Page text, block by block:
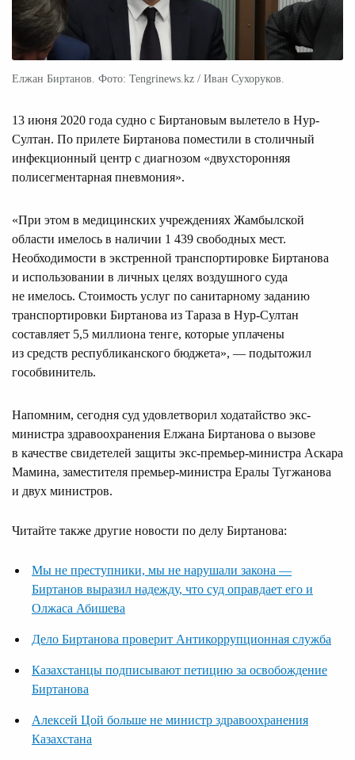
Елжан Биртанов. Фото: Tengrinews.kz / Иван Сухоруков.
13 июня 2020 года судно с Биртановым вылетело в Нур-
Султан. По прилете Биртанова поместили в столичный
инфекционный центр с диагнозом «двухсторонняя
полисегментарная пневмония».
«При этом в медицинских учреждениях Жамбылской
области имелось в наличии 1 439 свободных мест.
Необходимости в экстренной транспортировке Биртанова
и использовании в личных целях воздушного суда
не имелось. Стоимость услуг по санитарному заданию
транспортировки Биртанова из Тараза в Нур-Султан
составляет 5,5 миллиона тенге, которые уплачены
из средств республиканского бюджета», — подытожил
гособвинитель.
Напомним, сегодня суд удовлетворил ходатайство экс-
министра здравоохранения Елжана Биртанова о вызове
в качестве свидетелей защиты экс-премьер-министра Аскара
Мамина, заместителя премьер-министра Ералы Тугжанова
и двух министров.
Читайте также другие новости по делу Биртанова:
Мы не преступники, мы не нарушали закона —
Биртанов выразил надежду, что суд оправдает его и
Олжаса Абишева
Дело Биртанова проверит Антикоррупционная служба
Казахстанцы подписывают петицию за освобождение
Биртанова
Алексей Цой больше не министр здравоохранения
Казахстана